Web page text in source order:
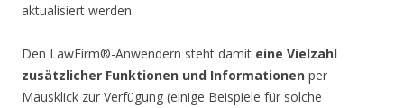
aktualisiert werden.
Den LawFirm®-Anwendern steht damit eine Vielzahl
zusätzlicher Funktionen und Informationen per
Mausklick zur Verfügung (einige Beispiele für solche